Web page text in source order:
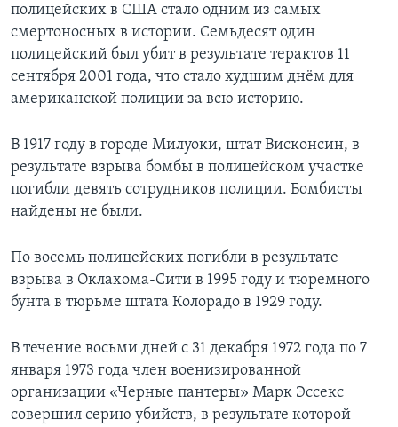
полицейских в США стало одним из самых
смертоносных в истории. Семьдесят один
полицейский был убит в результате терактов 11
сентября 2001 года, что стало худшим днём для
американской полиции за всю историю.
В 1917 году в городе Милуоки, штат Висконсин, в
результате взрыва бомбы в полицейском участке
погибли девять сотрудников полиции. Бомбисты
найдены не были.
По восемь полицейских погибли в результате
взрыва в Оклахома-Сити в 1995 году и тюремного
бунта в тюрьме штата Колорадо в 1929 году.
В течение восьми дней с 31 декабря 1972 года по 7
января 1973 года член военизированной
организации «Черные пантеры» Марк Эссекс
совершил серию убийств, в результате которой